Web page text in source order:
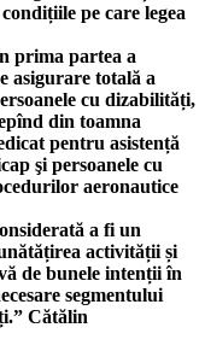
pe care legea
prima partea a
asigurare totală a
cu dizabilități,
din toamna
pentru asistență
şi persoanele cu
aeronautice
a fi un
activității și
de bunele intenții în
segmentului
Cătălin